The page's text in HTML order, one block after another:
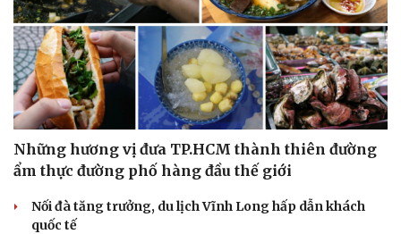
Văn hóa
Giải trí
Những hương vị đưa TP.HCM thành thiên đường
ẩm thực đường phố hàng đầu thế giới
Nối đà tăng trưởng, du lịch Vĩnh Long hấp dẫn khách
quốc tế